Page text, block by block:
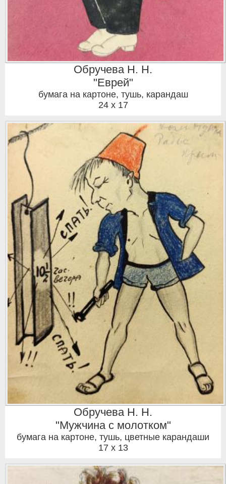
Обручева Н. Н.
"Еврей"
бумага на картоне, тушь, карандаш
24 x 17
Обручева Н. Н.
"Мужчина с молотком"
бумага на картоне, тушь, цветные карандаши
17 x 13